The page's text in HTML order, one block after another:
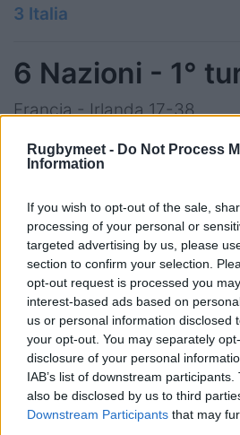
Rugbymeet - Do Not Process
Information
If you wish to opt-out of the sale,
processing of your personal or
targeted advertising by us, please
section to confirm your selection.
opt-out request is processed you
interest-based ads based on
us or personal information disclosed
your opt-out. You may separately
disclosure of your personal
IAB’s list of downstream
also be disclosed by us to third
Downstream Participants that may
3 Italia
6 Nazioni - 1°
Francia - Irlanda 17-38
Galles - Scozia 26-27
6 Nazioni - 2°
Scozia - Francia 16-20
Inghilterra - Galles 16-14
Irlanda - Italia 36-0
6 Nazioni - 3°
Irlanda - Galles 31-7
Scozia - Inghilterra 30-21